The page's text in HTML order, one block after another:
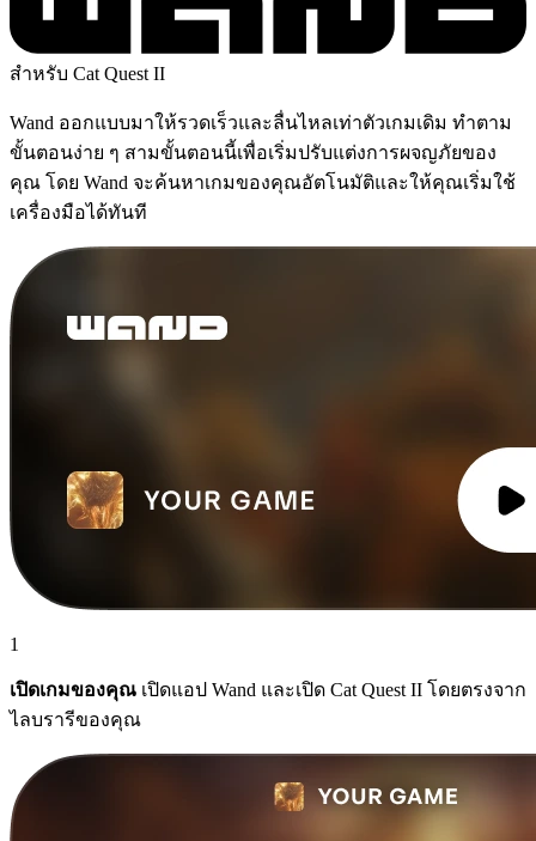
สำหรับ Cat Quest II
Wand ออกแบบมาให้รวดเร็วและลื่นไหลเท่าตัวเกมเดิม ทำตาม
ขั้นตอนง่าย ๆ สามขั้นตอนนี้เพื่อเริ่มปรับแต่งการผจญภัยของ
คุณ โดย Wand จะค้นหาเกมของคุณอัตโนมัติและให้คุณเริ่มใช้
เครื่องมือได้ทันที
1
เปิดเกมของคุณ เปิดแอป Wand และเปิด Cat Quest II โดยตรงจาก
ไลบรารีของคุณ